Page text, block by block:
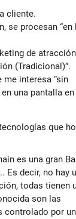
cliente.
se procesan “en
de
(Tradicional)”.
me interesa “sin
una pantalla
que
es una gran
Es decir, no hay
todas tienen
son las
controlado por